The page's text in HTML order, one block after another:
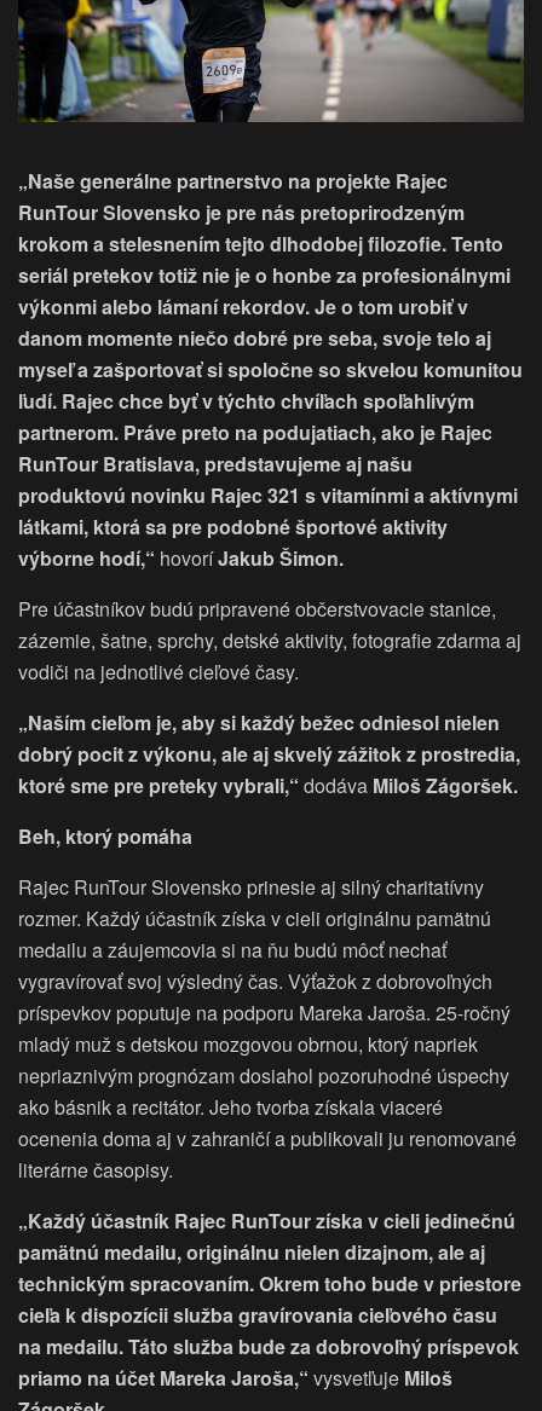
„Naše generálne partnerstvo na projekte Rajec
RunTour Slovensko je pre nás pretoprirodzeným
krokom a stelesnením tejto dlhodobej filozofie. Tento
seriál pretekov totiž nie je o honbe za profesionálnymi
výkonmi alebo lámaní rekordov. Je o tom urobiť v
danom momente niečo dobré pre seba, svoje telo aj
myseľ a zašportovať si spoločne so skvelou komunitou
ľudí. Rajec chce byť v týchto chvíľach spoľahlivým
partnerom. Práve preto na podujatiach, ako je Rajec
RunTour Bratislava, predstavujeme aj našu
produktovú novinku Rajec 321 s vitamínmi a aktívnymi
látkami, ktorá sa pre podobné športové aktivity
výborne hodí,“ hovoríJakub Šimon.
Pre účastníkov budú pripravené občerstvovacie stanice,
zázemie, šatne, sprchy, detské aktivity, fotografie zdarma aj
vodiči na jednotlivé cieľové časy.
„Naším cieľom je, aby si každý bežec odniesol nielen
dobrý pocit z výkonu, ale aj skvelý zážitok z prostredia,
ktoré sme pre preteky vybrali,“ dodáva Miloš Zágoršek.
Beh, ktorý pomáha
Rajec RunTour Slovensko prinesie aj silný charitatívny
rozmer. Každý účastník získa v cieli originálnu pamätnú
medailu a záujemcovia si na ňu budú môcť nechať
vygravírovať svoj výsledný čas. Výťažok z dobrovoľných
príspevkov poputuje na podporu Mareka Jaroša. 25-ročný
mladý muž s detskou mozgovou obrnou, ktorý napriek
nepriaznivým prognózam dosiahol pozoruhodné úspechy
ako básnik a recitátor. Jeho tvorba získala viaceré
ocenenia doma aj v zahraničí a publikovali ju renomované
literárne časopisy.
„Každý účastník Rajec RunTour získa v cieli jedinečnú
pamätnú medailu, originálnu nielen dizajnom, ale aj
technickým spracovaním. Okrem toho bude v priestore
cieľa k dispozícii služba gravírovania cieľového času
na medailu. Táto služba bude za dobrovoľný príspevok
priamo na účet Mareka Jaroša,“ vysvetľuje Miloš